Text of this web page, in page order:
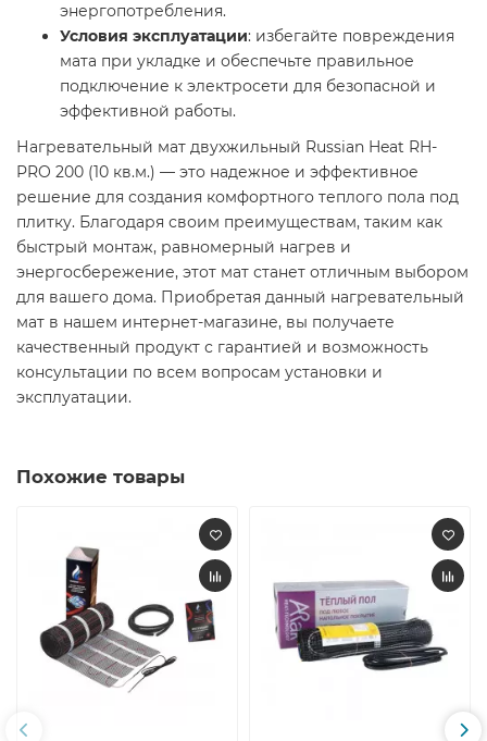
энергопотребления.​
Условия эксплуатации: избегайте повреждения
мата при укладке и обеспечьте правильное
подключение к электросети для безопасной и
эффективной работы.​
Нагревательный мат двухжильный Russian Heat RH-
PRO 200 (10 кв.м.) — это надежное и эффективное
решение для создания комфортного теплого пола под
плитку. Благодаря своим преимуществам, таким как
быстрый монтаж, равномерный нагрев и
энергосбережение, этот мат станет отличным выбором
для вашего дома. Приобретая данный нагревательный
мат в нашем интернет-магазине, вы получаете
качественный продукт с гарантией и возможность
консультации по всем вопросам установки и
эксплуатации.
Похожие товары